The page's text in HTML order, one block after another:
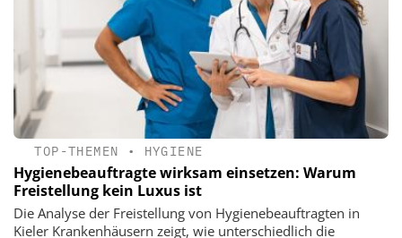
TOP-THEMEN • HYGIENE
Hygienebeauftragte wirksam einsetzen: Warum
Freistellung kein Luxus ist
Die Analyse der Freistellung von Hygienebeauftragten in
Kieler Krankenhäusern zeigt, wie unterschiedlich die